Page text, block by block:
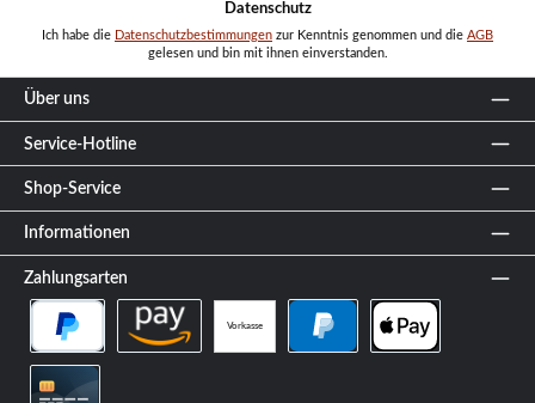
Datenschutz
Ich habe die Datenschutzbestimmungen zur Kenntnis genommen und die AGB
gelesen und bin mit ihnen einverstanden.
Über uns
Service-Hotline
Shop-Service
Informationen
Zahlungsarten
Vorkasse
PayPal Später Bezahlen